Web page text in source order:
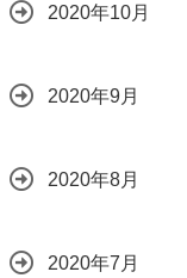
2020年10月
2020年9月
2020年8月
2020年7月